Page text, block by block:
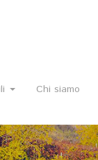
Chi siamo